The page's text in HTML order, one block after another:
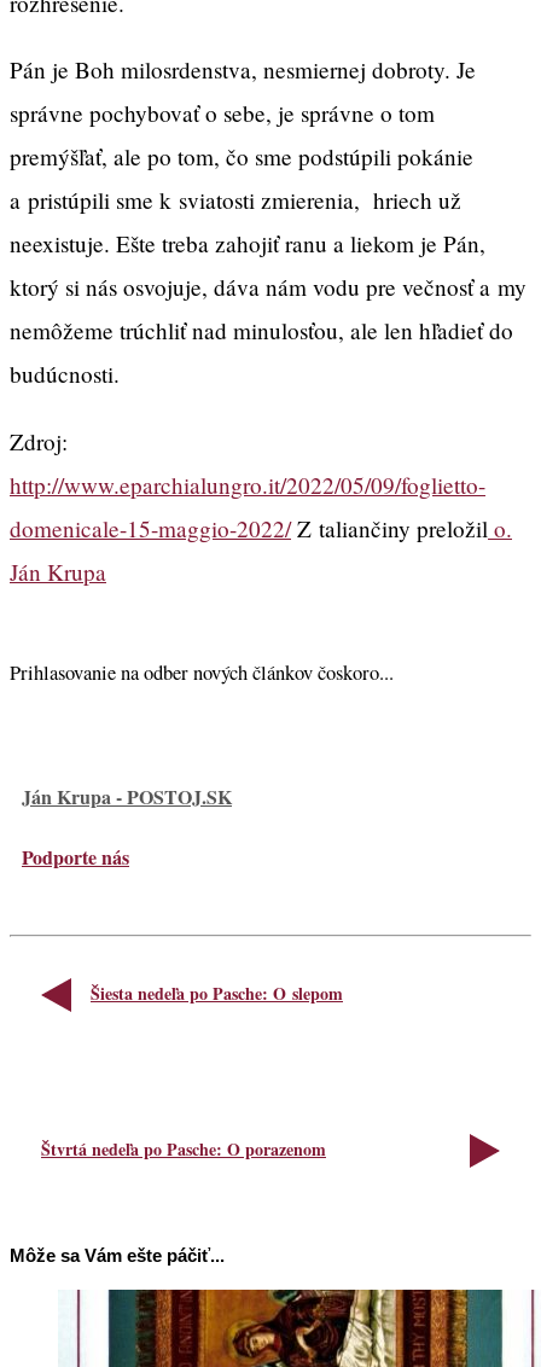
Pán je Boh milosrdenstva, nesmiernej dobroty. Je
správne pochybovať o sebe, je správne o tom
premýšľať, ale po tom, čo sme podstúpili pokánie
a pristúpili sme k sviatosti zmierenia, hriech už
neexistuje. Ešte treba zahojiť ranu a liekom je Pán,
ktorý si nás osvojuje, dáva nám vodu pre večnosť a my
nemôžeme trúchliť nad minulosťou, ale len hľadieť do
budúcnosti.
Zdroj:
http://www.eparchialungro.it/2022/05/09/foglietto-
domenicale-15-maggio-2022/Z taliančiny preložil o.
Ján Krupa
Prihlasovanie na odber nových článkov čoskoro...
Ján Krupa - POSTOJ.SK
Podporte nás
Šiesta nedeľa po Pasche: O slepom
Štvrtá nedeľa po Pasche: O porazenom
Môže sa Vám ešte páčiť...